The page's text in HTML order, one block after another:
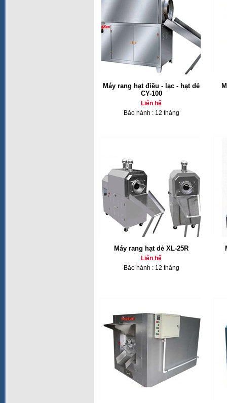
Máy rang hạt điều - lạc - hạt dẻ
CY-100
Liên hệ
Bảo hành : 12 tháng
Máy rang hạt dẻ XL-25R
Liên hệ
Bảo hành : 12 tháng